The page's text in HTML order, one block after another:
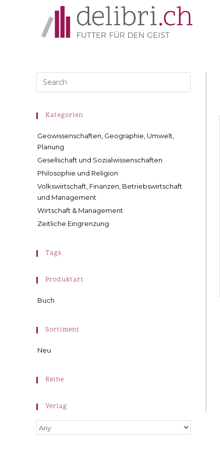
Kategorien
Geowissenschaften, Geographie, Umwelt,
Planung
Gesellschaft und Sozialwissenschaften
Philosophie und Religion
Volkswirtschaft, Finanzen, Betriebswirtschaft
und Management
Wirtschaft & Management
Zeitliche Eingrenzung
Tags
Produktart
Buch
Sortiment
Neu
Reihe
Verlag